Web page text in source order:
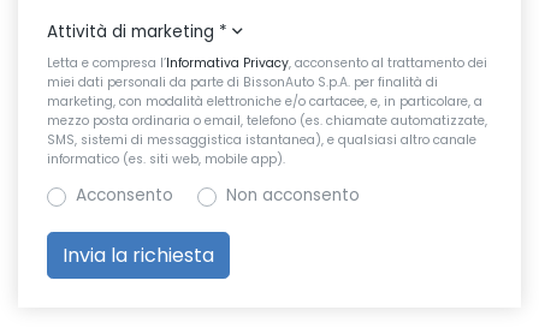
Attività di marketing *
Letta e compresa l’Informativa Privacy, acconsento al trattamento dei
miei dati personali da parte di BissonAuto S.p.A. per finalità di
marketing, con modalità elettroniche e/o cartacee, e, in particolare, a
mezzo posta ordinaria o email, telefono (es. chiamate automatizzate,
SMS, sistemi di messaggistica istantanea), e qualsiasi altro canale
informatico (es. siti web, mobile app).
Acconsento Non acconsento